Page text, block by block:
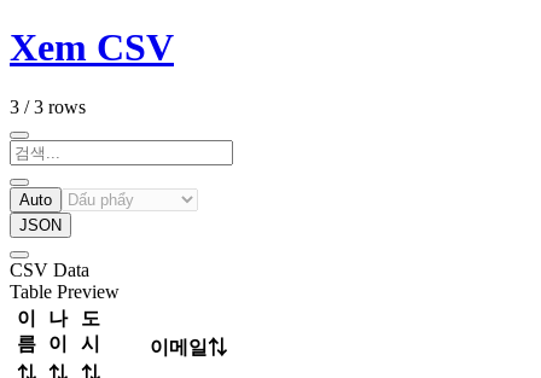
Xem CSV
3 / 3 rows
Auto
JSON
CSV Data
Table Preview
이
름
⇅
나
이
⇅
도
시
⇅
이메일⇅